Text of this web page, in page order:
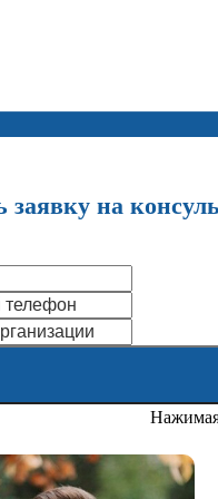
документы
заявку на
Нажимая